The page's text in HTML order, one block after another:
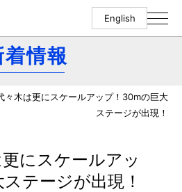
English
着情報
々木は更にスケールアップ！30mの巨大
ステージが出現！
にスケールアッ
テージが出現！